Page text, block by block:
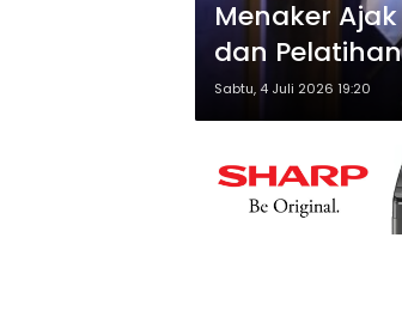
Menaker
dan
Sabtu, 4 Juli 2026 19:20